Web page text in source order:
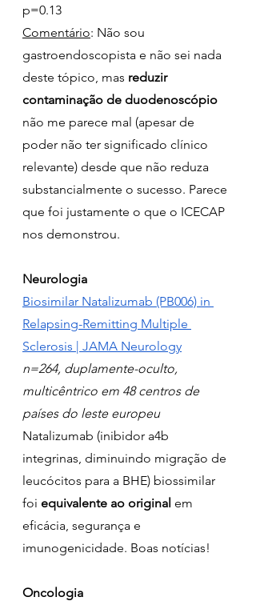
p=0.13
Comentário: Não sou
gastroendoscopista e não sei nada
deste tópico, mas reduzir
contaminação de duodenoscópio
não me parece mal (apesar de
poder não ter significado clínico
relevante) desde que não reduza
substancialmente o sucesso. Parece
que foi justamente o que o ICECAP
nos demonstrou.
Neurologia
Biosimilar Natalizumab (PB006) in
Relapsing-Remitting Multiple
Sclerosis | JAMA Neurology
n=264, duplamente-oculto,
multicêntrico em 48 centros de
países do leste europeu
Natalizumab (inibidor a4b
integrinas, diminuindo migração de
leucócitos para a BHE) biossimilar
foi equivalente ao original em
eficácia, segurança e
imunogenicidade. Boas notícias!
Oncologia